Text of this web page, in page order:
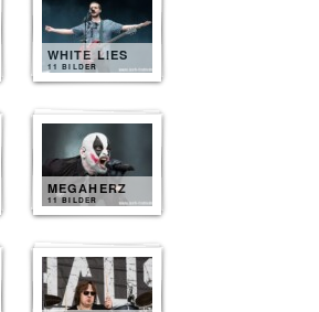
WHITE LIES
11 BILDER
MEGAHERZ
11 BILDER